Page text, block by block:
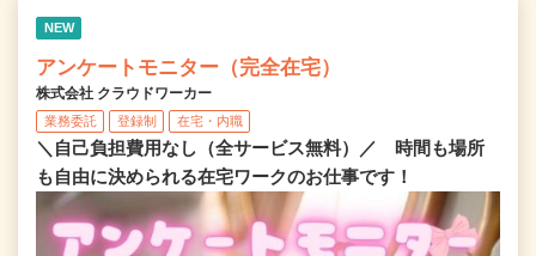
NEW
アンケートモニター（完全在宅）
株式会社 クラウドワーカー
業務委託 登録制 在宅・内職
＼自己負担費用なし（全サービス無料）／ 時間も場所
も自由に決められる在宅ワークのお仕事です！